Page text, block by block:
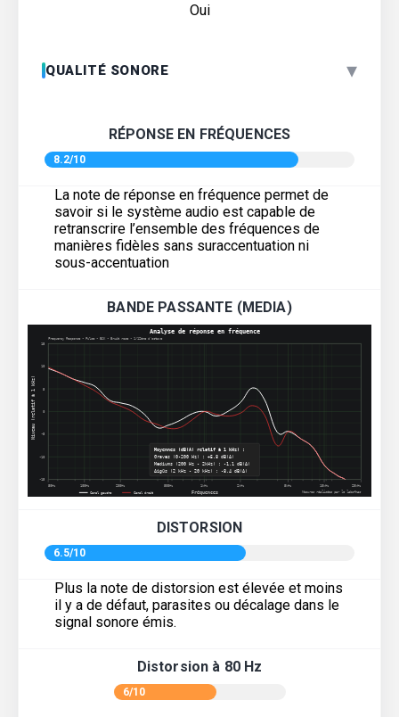
Oui
QUALITÉ SONORE ▾
RÉPONSE EN FRÉQUENCES
8.2/10
La note de réponse en fréquence permet de
savoir si le système audio est capable de
retranscrire l’ensemble des fréquences de
manières fidèles sans suraccentuation ni
sous-accentuation
BANDE PASSANTE (MEDIA)
DISTORSION
6.5/10
Plus la note de distorsion est élevée et moins
il y a de défaut, parasites ou décalage dans le
signal sonore émis.
Distorsion à 80 Hz
6/10